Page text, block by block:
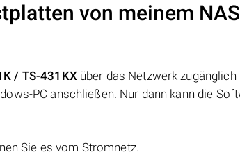
von meinem
/ TS-431KXüber das Netzwerk
PC anschließen. Nur dann kann die
Sie es vom Stromnetz.